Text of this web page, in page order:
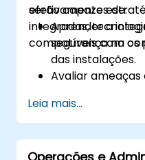
efetivamente
integradas,
compatíveis com os
serão capazes de:
Aprender a
segurança na
das instalações.
Avaliar
Desenvolver
abrangentes
ameaças.
Leia mais...